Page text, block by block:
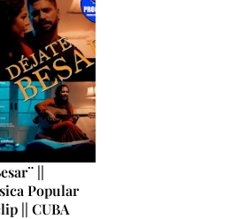
||
Popular
|| CUBA